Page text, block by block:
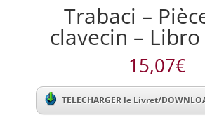
Trabaci –
clavecin –
15,07€
TELECHARGER le Livret/